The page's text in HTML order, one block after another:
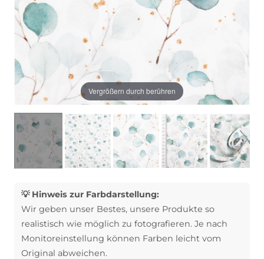
Vergrößern durch berühren
💡 Hinweis zur Farbdarstellung:
Wir geben unser Bestes, unsere Produkte so
realistisch wie möglich zu fotografieren. Je nach
Monitoreinstellung können Farben leicht vom
Original abweichen.